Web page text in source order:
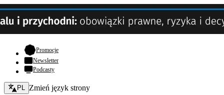
Promocje- otwiera się w nowej karcie
Newsletter
Podcasty
Zmień język - bieżący:
PL Zmień język strony